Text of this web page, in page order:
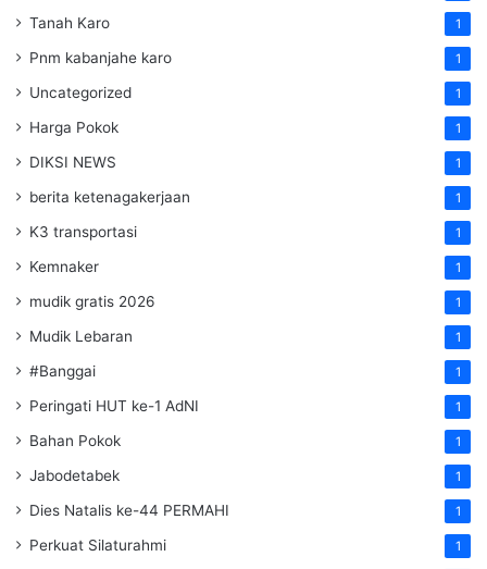
Tanah Karo 1
Pnm kabanjahe karo 1
Uncategorized 1
Harga Pokok 1
DIKSI NEWS 1
berita ketenagakerjaan 1
K3 transportasi 1
Kemnaker 1
mudik gratis 2026 1
Mudik Lebaran 1
#Banggai 1
Peringati HUT ke-1 AdNI 1
Bahan Pokok 1
Jabodetabek 1
Dies Natalis ke-44 PERMAHI 1
Perkuat Silaturahmi 1